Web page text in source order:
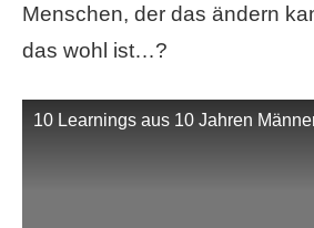
Menschen, der das ändern
das wohl ist…?
10 Learnings aus 10 Jahren